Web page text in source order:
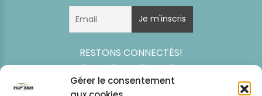
Gérer le consentement
RESTONS CONNECTÉS!